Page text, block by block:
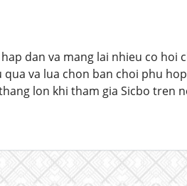
dan va mang lai nhieu co
va lua chon ban choi phu
lon khi tham gia Sicbo tren